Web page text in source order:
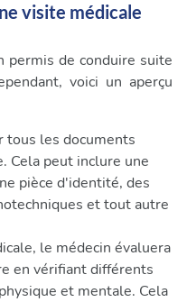
visite médicale
permis de conduire suite
voici un aperçu
tous les documents
Cela peut inclure une
pièce d'identité, des
et tout autre
le médecin évaluera
en vérifiant différents
et mentale. Cela